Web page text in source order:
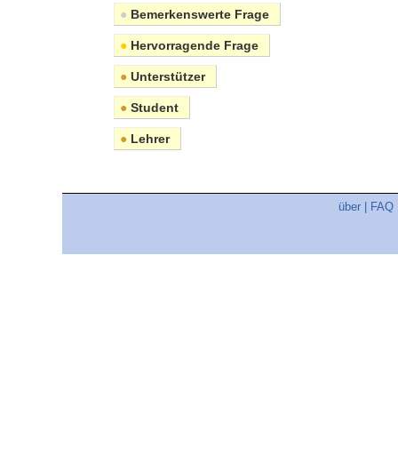
● Bemerkenswerte Frage
● Hervorragende Frage
● Unterstützer
● Student
● Lehrer
über FAQ